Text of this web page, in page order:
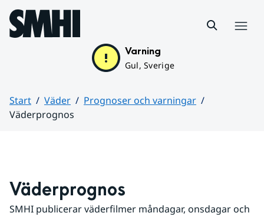
Hoppa till sidans innehåll
Varning
Gul, Sverige
Start Väder
Prognoser och varningar
Väderprognos
Väderprognos
SMHI publicerar väderfilmer måndagar, onsdagar och